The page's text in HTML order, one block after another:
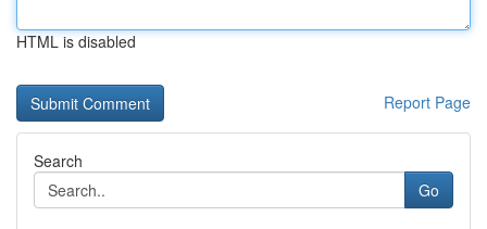
HTML is disabled
Report Page
Search
Go